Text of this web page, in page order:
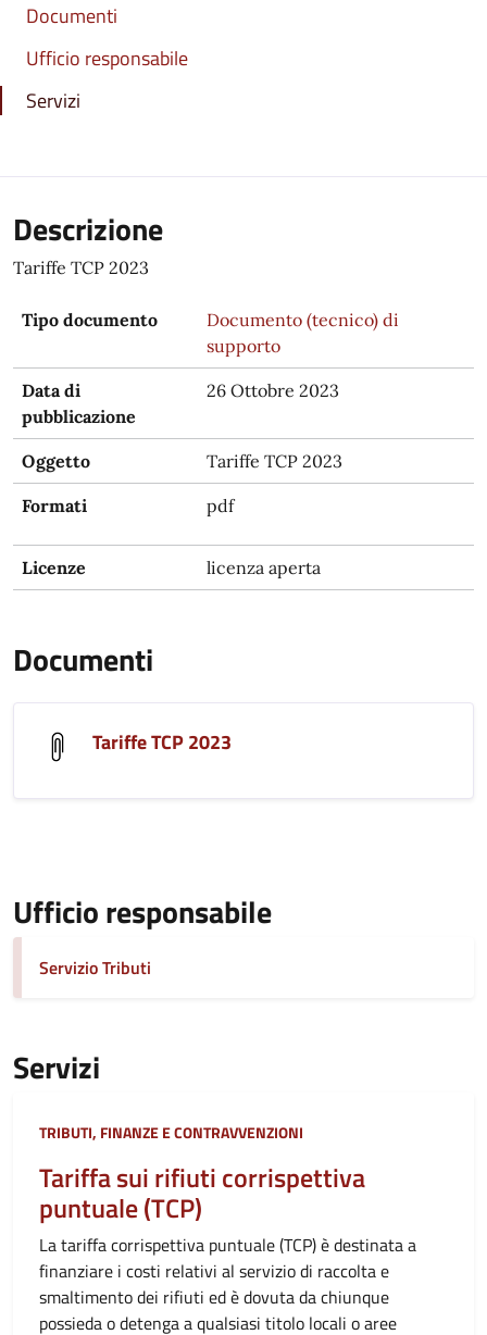
Documenti
Ufficio responsabile
Servizi
Descrizione
Tariffe TCP 2023
Tipo documento
Documento (tecnico) di
supporto
Data di
pubblicazione
26 Ottobre 2023
Oggetto Tariffe TCP 2023
Formati pdf
Licenze licenza aperta
Documenti
Tariffe TCP 2023
Ufficio responsabile
Servizio Tributi
Servizi
Categoria:
TRIBUTI, FINANZE E CONTRAVVENZIONI
Tariffa sui rifiuti corrispettiva
puntuale (TCP)
La tariffa corrispettiva puntuale (TCP) è destinata a
finanziare i costi relativi al servizio di raccolta e
smaltimento dei rifiuti ed è dovuta da chiunque
possieda o detenga a qualsiasi titolo locali o aree